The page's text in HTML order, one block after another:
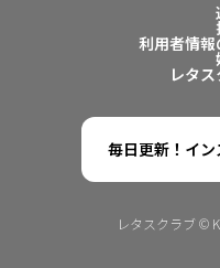
利用者情
レタ
毎日更新！イン
レタスクラブ ©